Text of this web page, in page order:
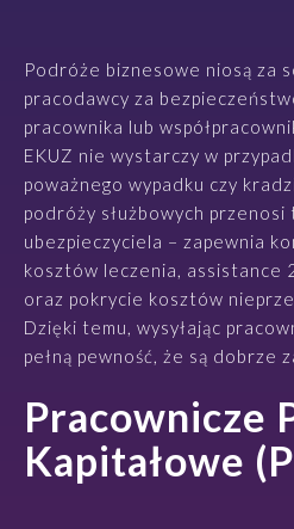
Podróże biznesowe niosą za
pracodawcy za
pracownika lub
EKUZ nie wystarczy w
poważnego wypadku czy
podróży służbowych przenosi
ubezpieczyciela – zapewnia
kosztów leczenia, assistance
oraz pokrycie kosztów
Dzięki temu, wysyłając
pełną pewność, że są dobrze
Pracownicze
Kapitałowe